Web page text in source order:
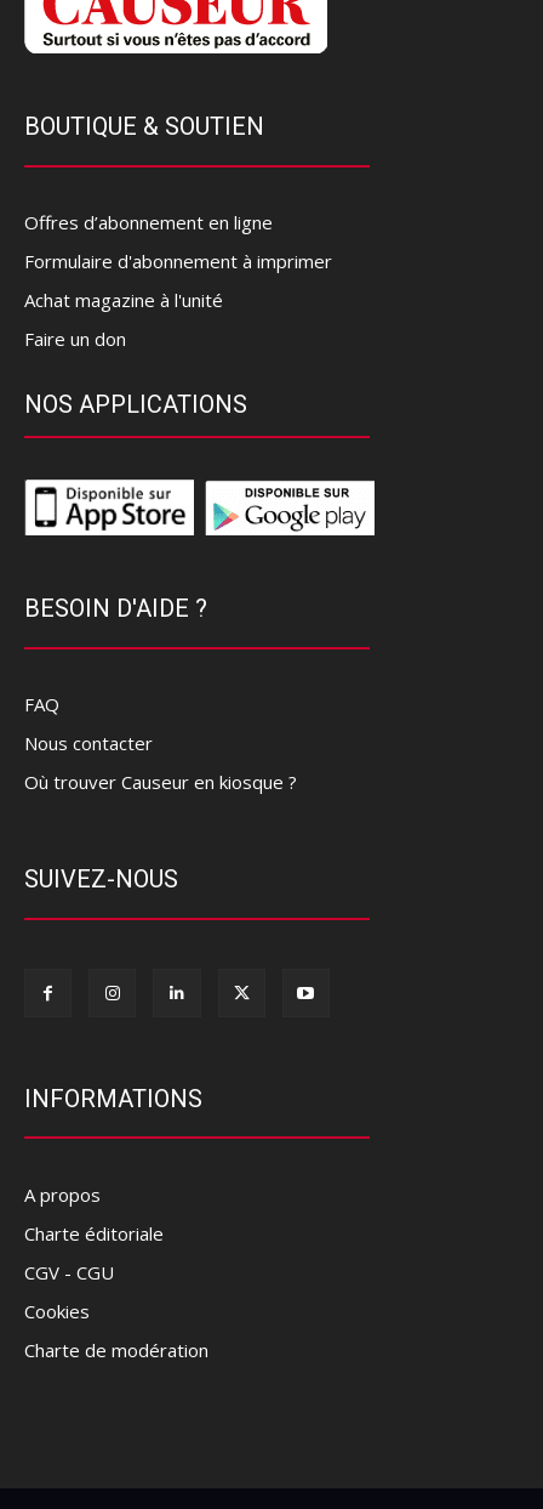
BOUTIQUE & SOUTIEN
Offres d’abonnement en ligne
Formulaire d'abonnement à imprimer
Achat magazine à l'unité
Faire un don
NOS APPLICATIONS
BESOIN D'AIDE ?
FAQ
Nous contacter
Où trouver Causeur en kiosque ?
SUIVEZ-NOUS
INFORMATIONS
A propos
Charte éditoriale
CGV - CGU
Cookies
Charte de modération